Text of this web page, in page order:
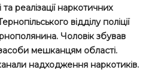
реалізації наркотичних
відділу поліції
Чоловік збував
засоби мешканцям області.
надходження наркотиків.